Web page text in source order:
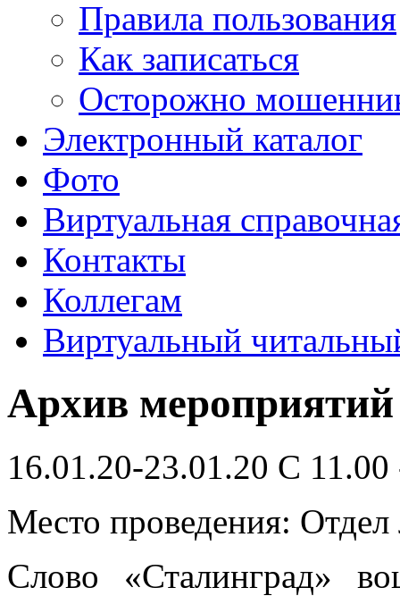
Правила пользования
Как записаться
Осторожно
Электронный каталог
Фото
Виртуальная
Контакты
Коллегам
Виртуальный
Архив мероприятий
16.01.20-23.01.20 C
Место проведения: Отдел
Слово «Сталинград»